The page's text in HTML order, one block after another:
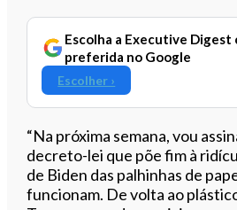
Escolha a Executive
preferida no Google
Escolher ›
“Na próxima semana, vou
decreto-lei que põe fim à
de Biden das palhinhas de
funcionam. De volta ao